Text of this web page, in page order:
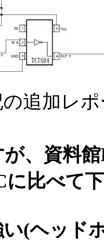
の追加レ
、資料
に比べて
い(ヘッド